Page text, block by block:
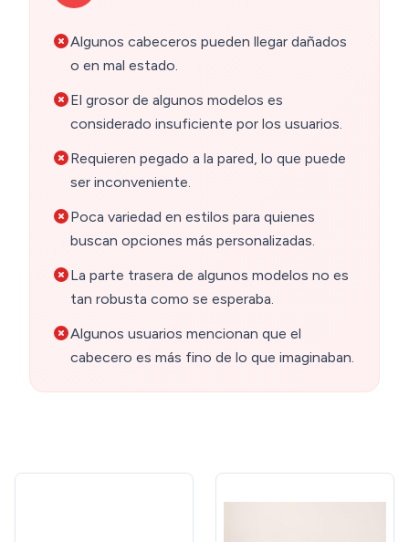
Algunos cabeceros pueden llegar dañados
o en mal estado.
El grosor de algunos modelos es
considerado insuficiente por los usuarios.
Requieren pegado a la pared, lo que puede
ser inconveniente.
Poca variedad en estilos para quienes
buscan opciones más personalizadas.
La parte trasera de algunos modelos no es
tan robusta como se esperaba.
Algunos usuarios mencionan que el
cabecero es más fino de lo que imaginaban.